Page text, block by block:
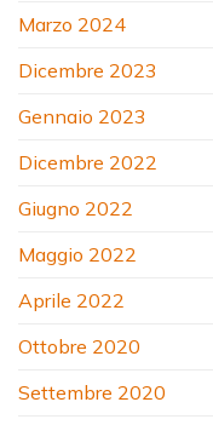
Marzo 2024
Dicembre 2023
Gennaio 2023
Dicembre 2022
Giugno 2022
Maggio 2022
Aprile 2022
Ottobre 2020
Settembre 2020